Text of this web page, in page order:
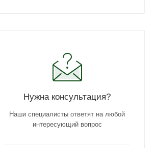
Нужна консультация?
Наши специалисты ответят на любой
интересующий вопрос